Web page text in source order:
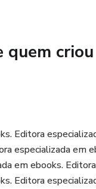
quem
Editora
especializada em
em ebooks.
Editora